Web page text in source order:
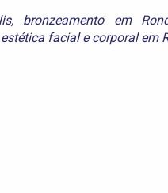
, bronzeamento em
estética facial e corporal em